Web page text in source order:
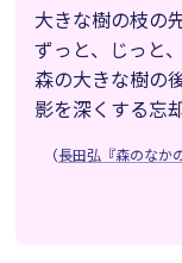
大きな樹の枝の
ずっと、じっと
森の大きな樹の
影を深くする忘
（長田弘『森のなか